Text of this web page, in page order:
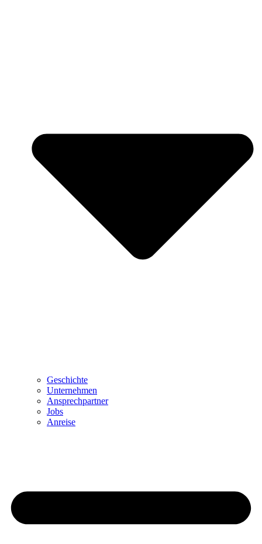
Geschichte
Unternehmen
Ansprechpartner
Jobs
Anreise